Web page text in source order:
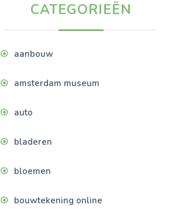
CATEGORIEËN
aanbouw
amsterdam museum
auto
bladeren
bloemen
bouwtekening online